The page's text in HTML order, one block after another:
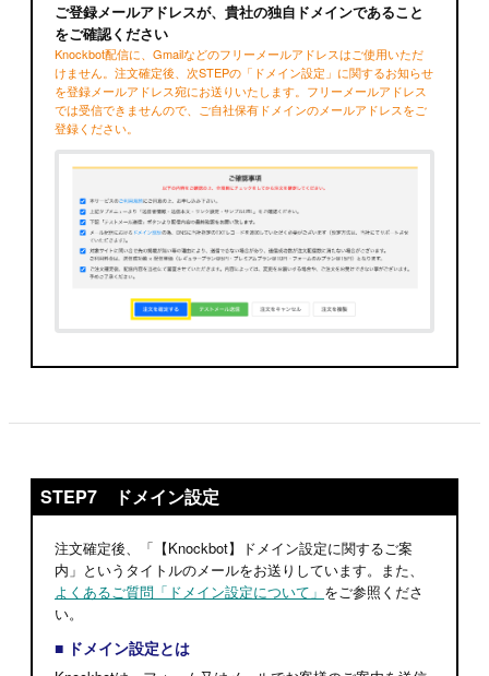
ご登録メールアドレスが、貴社の独自ドメインであること
をご確認ください
Knockbot配信に、Gmailなどのフリーメールアドレスはご使用いただ
けません。注文確定後、次STEPの「ドメイン設定」に関するお知らせ
を登録メールアドレス宛にお送りいたします。フリーメールアドレス
では受信できませんので、ご自社保有ドメインのメールアドレスをご
登録ください。
STEP7 ドメイン設定
注文確定後、「【Knockbot】ドメイン設定に関するご案
内」というタイトルのメールをお送りしています。また、
よくあるご質問「ドメイン設定について」 をご参照くださ
い。
■ ドメイン設定とは